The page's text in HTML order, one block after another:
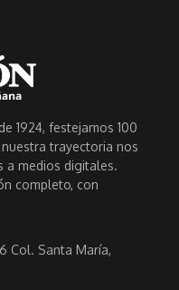
1924, festejamos 100
trayectoria nos
a medios digitales.
completo, con
Col. Santa María,